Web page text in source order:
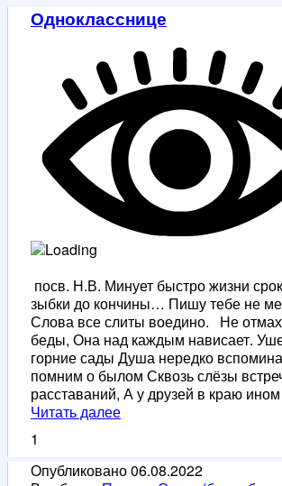
Однокласснице
посв. Н.В. Минует быстро жизни
зыбки до кончины… Пишу тебе не
Слова все слиты воедино. Не
беды, Она над каждым нависает.
горние сады Душа нередко
помним о былом Сквозь слёзы
расставаний, А у друзей в краю
Читать далееОднокласснице
1
Опубликовано06.08.2022